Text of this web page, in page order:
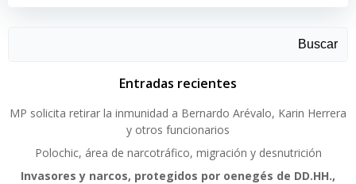
Buscar
Entradas recientes
MP solicita retirar la inmunidad a Bernardo Arévalo, Karin Herrera
y otros funcionarios
Polochic, área de narcotráfico, migración y desnutrición
Invasores y narcos, protegidos por oenegés de DD.HH.,